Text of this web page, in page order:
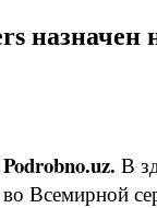
назначен
В
Всемирной